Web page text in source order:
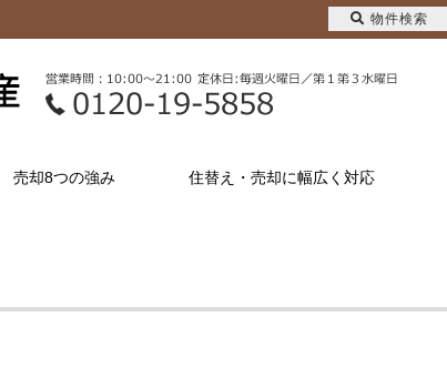
売却8つの強み 住替え・売却に幅広く対応
物件検索